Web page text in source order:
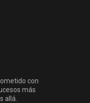
con
más
allá.